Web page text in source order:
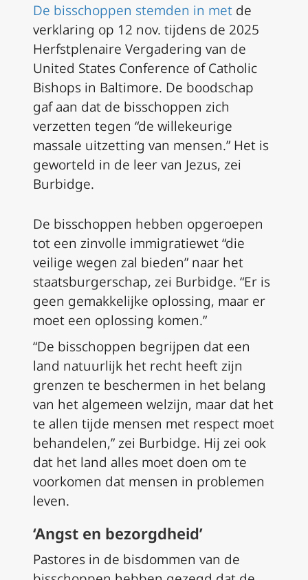
De bisschoppen stemden in met de
verklaring op 12 nov. tijdens de 2025
Herfstplenaire Vergadering van de
United States Conference of Catholic
Bishops in Baltimore. De boodschap
gaf aan dat de bisschoppen zich
verzetten tegen “de willekeurige
massale uitzetting van mensen.” Het is
geworteld in de leer van Jezus, zei
Burbidge.
De bisschoppen hebben opgeroepen
tot een zinvolle immigratiewet “die
veilige wegen zal bieden” naar het
staatsburgerschap, zei Burbidge. “Er is
geen gemakkelijke oplossing, maar er
moet een oplossing komen.”
“De bisschoppen begrijpen dat een
land natuurlijk het recht heeft zijn
grenzen te beschermen in het belang
van het algemeen welzijn, maar dat het
te allen tijde mensen met respect moet
behandelen,” zei Burbidge. Hij zei ook
dat het land alles moet doen om te
voorkomen dat mensen in problemen
leven.
‘Angst en bezorgdheid’
Pastores in de bisdommen van de